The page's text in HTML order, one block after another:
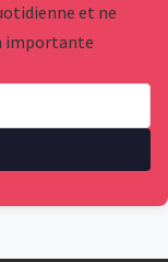
et ne
importante